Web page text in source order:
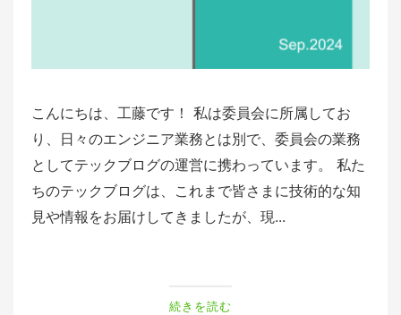
こんにちは、工藤です！ 私は委員会に所属してお
り、日々のエンジニア業務とは別で、委員会の業務
としてテックブログの運営に携わっています。 私た
ちのテックブログは、これまで皆さまに技術的な知
見や情報をお届けしてきましたが、現...
続きを読む